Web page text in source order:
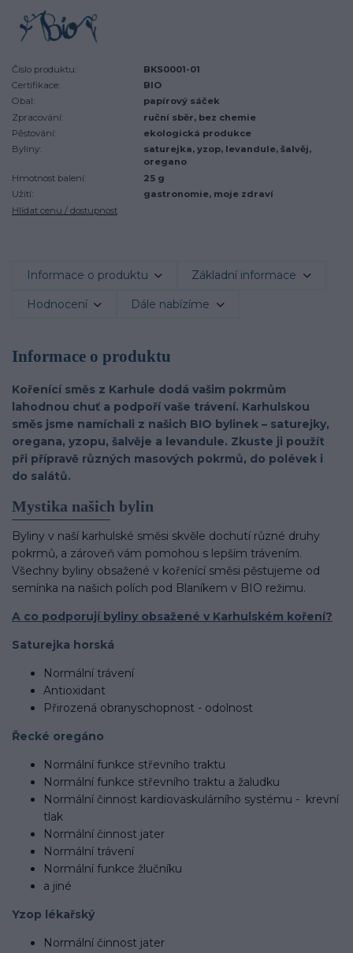
Číslo produktu:
BKS0001-01
Certifikace:
BIO
Obal:
papírový sáček
Zpracování:
ruční sběr, bez chemie
Pěstování:
ekologická produkce
Byliny:
saturejka, yzop, levandule, šalvěj,
oregano
Hmotnost balení:
25 g
Užití:
gastronomie, moje zdraví
Hlídat cenu / dostupnost
Informace o produktu Základní informace
Hodnocení Dále nabízíme
Informace o produktu
Kořenící směs z Karhule dodá vašim pokrmům
lahodnou chuť a podpoří vaše trávení. Karhulskou
směs jsme namíchali z našich BIO bylinek – saturejky,
oregana, yzopu, šalvěje a levandule. Zkuste ji použít
při přípravě různých masových pokrmů, do polévek i
do salátů.
Mystika našich bylin
Byliny v naší karhulské směsi skvěle dochutí různé druhy
pokrmů, a zároveň vám pomohou s lepším trávením.
Všechny byliny obsažené v kořenící směsi pěstujeme od
semínka na našich polích pod Blaníkem v BIO režimu.
A co podporují byliny obsažené v Karhulském koření?
Saturejka horská
Normální trávení
Antioxidant
Přirozená obranyschopnost - odolnost
Řecké oregáno
Normální funkce střevního traktu
Normální funkce střevního traktu a žaludku
Normální činnost kardiovaskulárního systému - krevní
tlak
Normální činnost jater
Normální trávení
Normální funkce žlučníku
a jiné
Yzop lékařský
Normální činnost jater